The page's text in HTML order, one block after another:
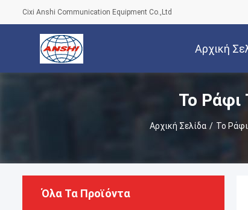
Cixi Anshi Communication Equipment Co.,Ltd
Αρχική
Το Ράφι
Αρχική Σελίδα / Το
Όλα Τα Προϊόντα